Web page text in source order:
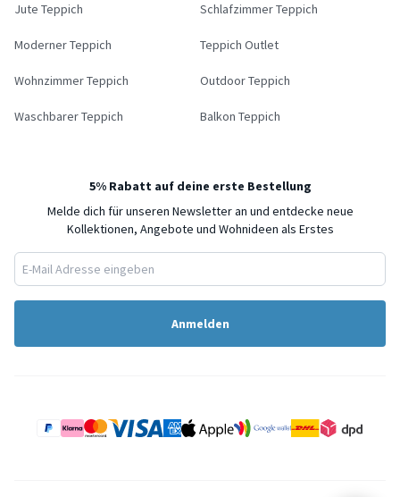
Jute Teppich Schlafzimmer Teppich
Moderner Teppich Teppich Outlet
Wohnzimmer Teppich Outdoor Teppich
Waschbarer Teppich Balkon Teppich
5% Rabatt auf deine erste Bestellung
Melde dich für unseren Newsletter an und entdecke neue
Kollektionen, Angebote und Wohnideen als Erstes
Anmelden